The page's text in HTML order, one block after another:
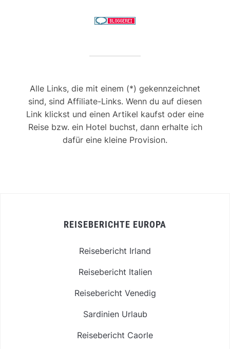
Alle Links, die mit einem (*) gekennzeichnet
sind, sind Affiliate-Links. Wenn du auf diesen
Link klickst und einen Artikel kaufst oder eine
Reise bzw. ein Hotel buchst, dann erhalte ich
dafür eine kleine Provision.
REISEBERICHTE EUROPA
Reisebericht Irland
Reisebericht Italien
Reisebericht Venedig
Sardinien Urlaub
Reisebericht Caorle